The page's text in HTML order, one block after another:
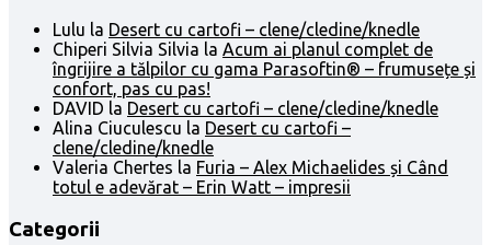
Lulu la Desert cu cartofi – clene/cledine/knedle
Chiperi Silvia Silvia la Acum ai planul complet de
îngrijire a tălpilor cu gama Parasoftin® – frumusețe și
confort, pas cu pas!
DAVID la Desert cu cartofi – clene/cledine/knedle
Alina Ciuculescu la Desert cu cartofi –
clene/cledine/knedle
Valeria Chertes la Furia – Alex Michaelides și Când
totul e adevărat – Erin Watt – impresii
Categorii